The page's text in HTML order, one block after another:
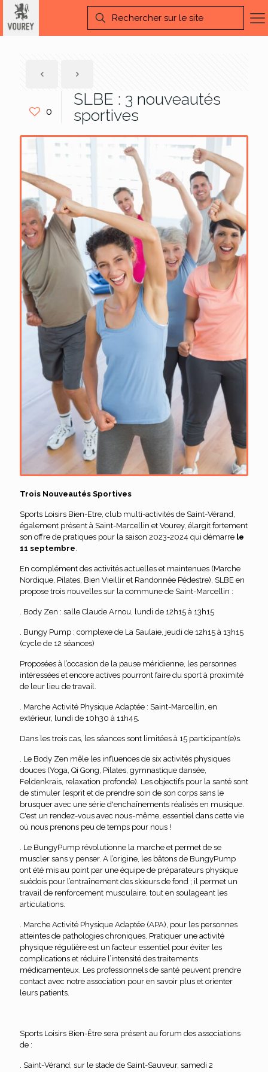
0
SLBE : 3 nouveautés
sportives
Trois Nouveautés Sportives
Sports Loisirs Bien-Etre, club multi-activités de Saint-Vérand,
également présent à Saint-Marcellin et Vourey, élargit fortement
son offre de pratiques pour la saison 2023-2024 qui démarre le
11 septembre.
En complément des activités actuelles et maintenues (Marche
Nordique, Pilates, Bien Vieillir et Randonnée Pédestre), SLBE en
propose trois nouvelles sur la commune de Saint-Marcellin :
. Body Zen : salle Claude Arnou, lundi de 12h15 à 13h15
. Bungy Pump : complexe de La Saulaie, jeudi de 12h15 à 13h15
(cycle de 12 séances)
Proposées à l’occasion de la pause méridienne, les personnes
intéressées et encore actives pourront faire du sport à proximité
de leur lieu de travail.
. Marche Activité Physique Adaptée : Saint-Marcellin, en
extérieur, lundi de 10h30 à 11h45.
Dans les trois cas, les séances sont limitées à 15 participant(e)s.
. Le Body Zen mêle les influences de six activités physiques
douces (Yoga, Qi Gong, Pilates, gymnastique dansée,
Feldenkrais, relaxation profonde). Les objectifs pour la santé sont
de stimuler l’esprit et de prendre soin de son corps sans le
brusquer avec une série d'enchaînements réalisés en musique.
C'est un rendez-vous avec nous-même, essentiel dans cette vie
où nous prenons peu de temps pour nous !
. Le BungyPump révolutionne la marche et permet de se
muscler sans y penser. A l’origine, les bâtons de BungyPump
ont été mis au point par une équipe de préparateurs physique
suédois pour l’entraînement des skieurs de fond ; il permet un
travail de renforcement musculaire, tout en soulageant les
articulations.
. Marche Activité Physique Adaptée (APA), pour les personnes
atteintes de pathologies chroniques. Pratiquer une activité
physique régulière est un facteur essentiel pour éviter les
complications et réduire l’intensité des traitements
médicamenteux. Les professionnels de santé peuvent prendre
contact avec notre association pour en savoir plus et orienter
leurs patients.
Sports Loisirs Bien-Être sera présent au forum des associations
de :
. Saint-Vérand, sur le stade de Saint-Sauveur, samedi 2